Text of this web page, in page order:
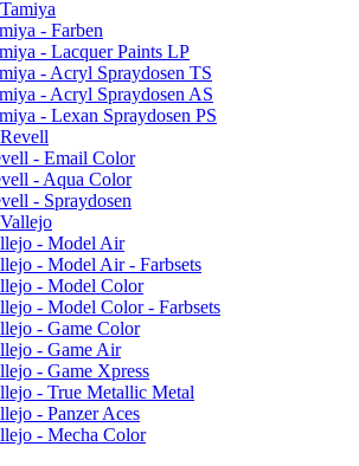
- Farben
- Lacquer Paints LP
- Acryl Spraydosen TS
- Acryl Spraydosen AS
- Lexan Spraydosen PS
- Email Color
- Aqua Color
- Spraydosen
- Model Air
- Model Air - Farbsets
- Model Color
- Model Color - Farbsets
- Game Color
- Game Air
- Game Xpress
- True Metallic Metal
- Panzer Aces
- Mecha Color